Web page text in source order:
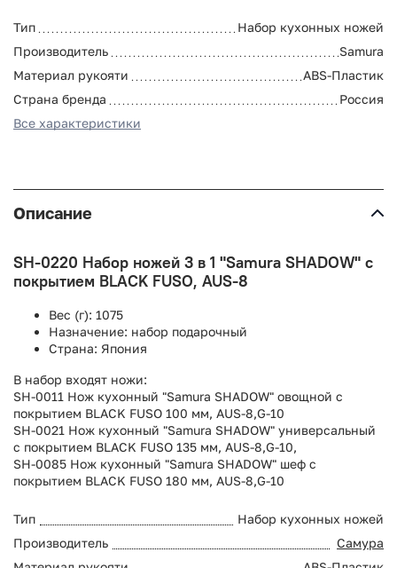
Тип
Набор кухонных ножей
Производитель
Samura
Материал рукояти
ABS-Пластик
Страна бренда
Россия
Все характеристики
Описание
SH-0220 Набор ножей 3 в 1 "Samura SHADOW" с
покрытием BLACK FUSO, AUS-8
Вес (г): 1075
Назначение: набор подарочный
Страна: Япония
В набор входят ножи:
SH-0011 Нож кухонный "Samura SHADOW" овощной с
покрытием BLACK FUSO 100 мм, AUS-8,G-10
SH-0021 Нож кухонный "Samura SHADOW" универсальный
с покрытием BLACK FUSO 135 мм, AUS-8,G-10,
SH-0085 Нож кухонный "Samura SHADOW" шеф с
покрытием BLACK FUSO 180 мм, AUS-8,G-10
Тип
Набор кухонных ножей
Производитель
Самура